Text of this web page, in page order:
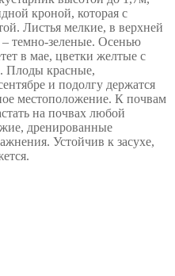
кроной, которая с
Листья мелкие, в верхней
темно-зеленые. Осенью
в мае, цветки желтые с
Плоды красные,
и подолгу держатся
местоположение. К почвам
на почвах любой
дренированные
Устойчив к засухе,